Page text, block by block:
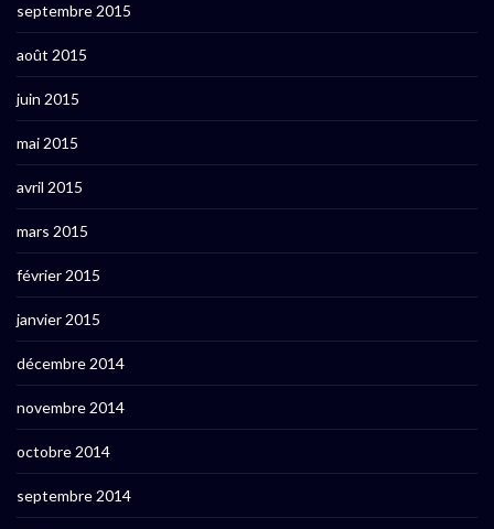
septembre 2015
août 2015
juin 2015
mai 2015
avril 2015
mars 2015
février 2015
janvier 2015
décembre 2014
novembre 2014
octobre 2014
septembre 2014